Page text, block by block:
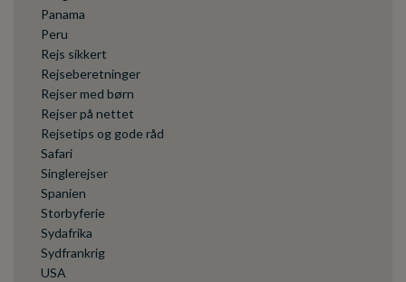
Panama
Peru
Rejs sikkert
Rejseberetninger
Rejser med børn
Rejser på nettet
Rejsetips og gode råd
Safari
Singlerejser
Spanien
Storbyferie
Sydafrika
Sydfrankrig
USA